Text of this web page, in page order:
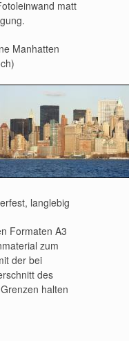
matt
Manhatten
langlebig
Formaten A3
zum
der bei
des
halten